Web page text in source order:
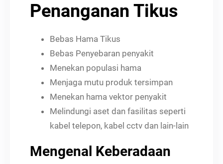
Penanganan Tikus
Bebas Hama Tikus
Bebas Penyebaran penyakit
Menekan populasi hama
Menjaga mutu produk tersimpan
Menekan hama vektor penyakit
Melindungi aset dan fasilitas seperti
kabel telepon, kabel cctv dan lain-lain
Mengenal Keberadaan